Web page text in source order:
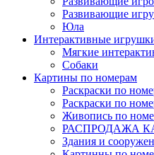
Развивающие
Юла
Интерактивные
Мягкие
Собаки
Картины по номерам
Раскраски по
Раскраски по
Живопись по
РАСПРОДАЖА
Здания и